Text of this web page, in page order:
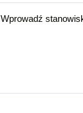
Wprowadź